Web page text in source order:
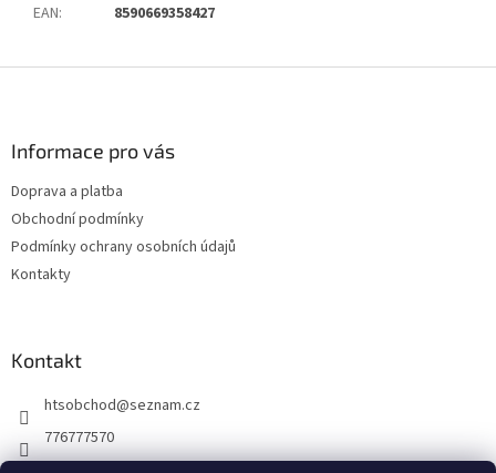
EAN: 8590669358427
Informace pro vás
Doprava a platba
Obchodní podmínky
Podmínky ochrany osobních údajů
Kontakty
Kontakt
htsobchod@seznam.cz
776777570